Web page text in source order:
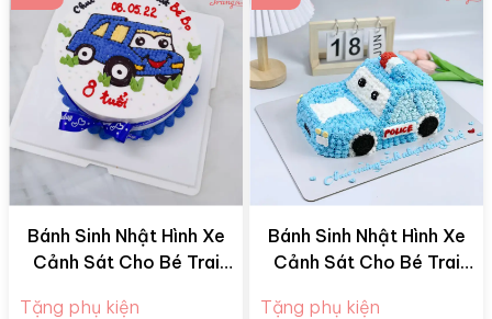
Bánh Sinh Nhật Hình Xe
Cảnh Sát Cho Bé Trai
Tặng phụ kiện
Bánh Sinh Nhật Hình Xe
Cảnh Sát Cho Bé Trai
Tặng phụ kiện